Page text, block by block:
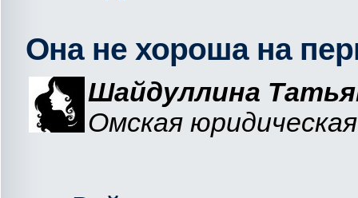
Она не хороша на
Шайдуллина
Омская